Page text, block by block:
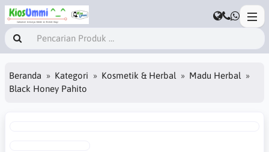
Beranda Kategori Kosmetik & Herbal
Madu Herbal
Black Honey Pahito